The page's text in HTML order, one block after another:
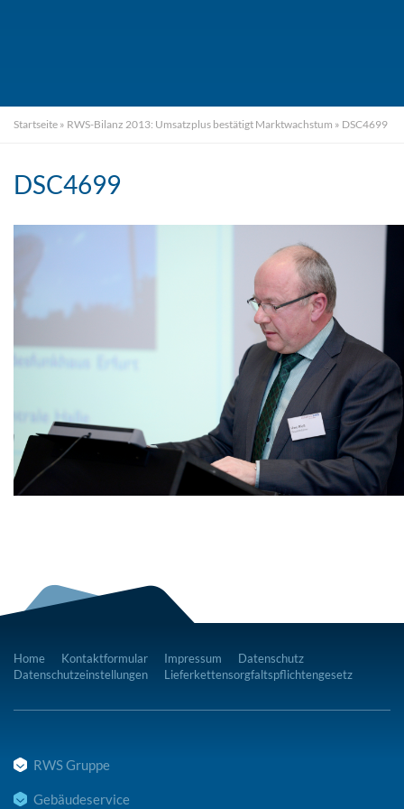
Startseite » RWS-Bilanz 2013: Umsatzplus bestätigt Marktwachstum » DSC4699
DSC4699
Home Kontaktformular Impressum
Datenschutz
Datenschutzeinstellungen
Lieferkettensorgfaltspflichtengesetz
RWS Gruppe
Gebäudeservice